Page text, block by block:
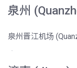
泉州
泉州晋江机场